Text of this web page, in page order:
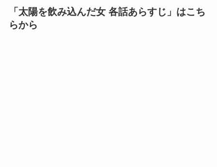
「太陽を飲み込んだ女 各話あらすじ」はこち
らから